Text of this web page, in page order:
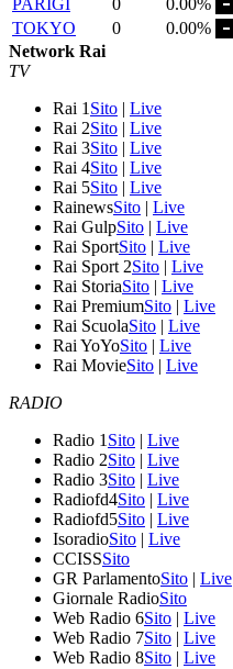
PARIGI
0
0.00%
TOKYO
0
0.00%
Network Rai
TV
Rai 1 Sito | Live
Rai 2Sito | Live
Rai 3Sito | Live
Rai 4Sito | Live
Rai 5Sito | Live
RainewsSito | Live
Rai GulpSito | Live
Rai SportSito | Live
Rai Sport 2Sito | Live
Rai StoriaSito | Live
Rai PremiumSito | Live
Rai ScuolaSito | Live
Rai YoYoSito | Live
Rai MovieSito | Live
RADIO
Radio 1 Sito | Live
Radio 2Sito | Live
Radio 3Sito | Live
Radiofd4Sito | Live
Radiofd5Sito | Live
IsoradioSito | Live
CCISSSito
GR ParlamentoSito | Live
Giornale RadioSito
Web Radio 6Sito | Live
Web Radio 7Sito | Live
Web Radio 8Sito | Live